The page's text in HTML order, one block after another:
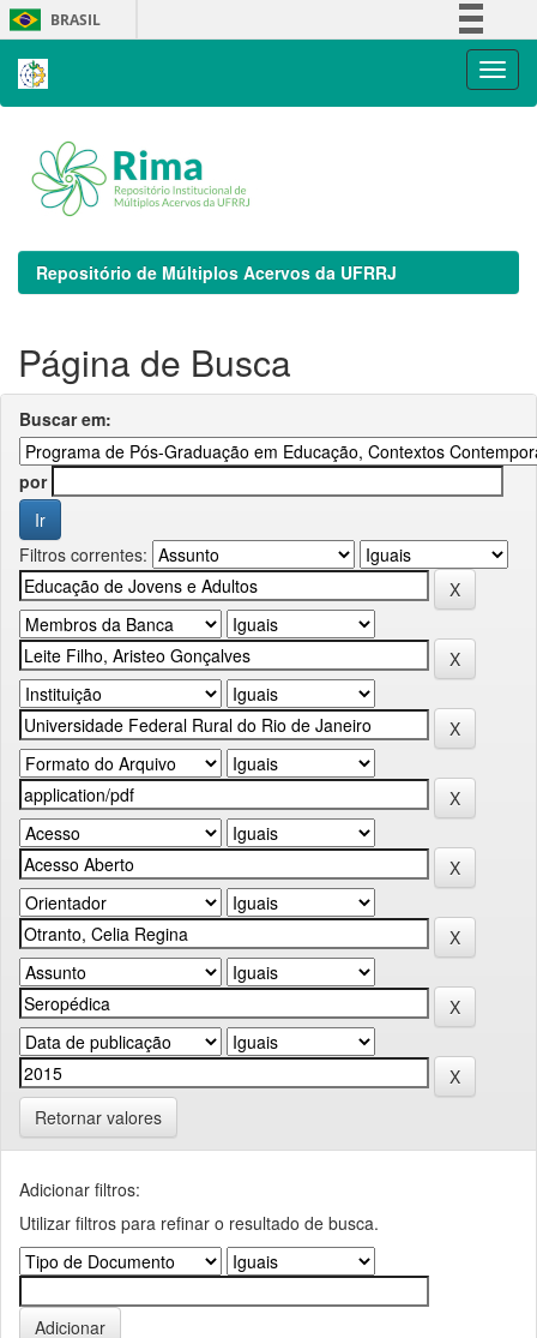
Skip
navigation
BRASIL
Repositório de Múltiplos Acervos da UFRRJ
Página de Busca
Buscar em:
por
Filtros correntes:
Retornar valores
Adicionar filtros:
Utilizar filtros para refinar o resultado de busca.